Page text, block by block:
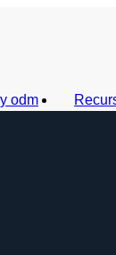
odm